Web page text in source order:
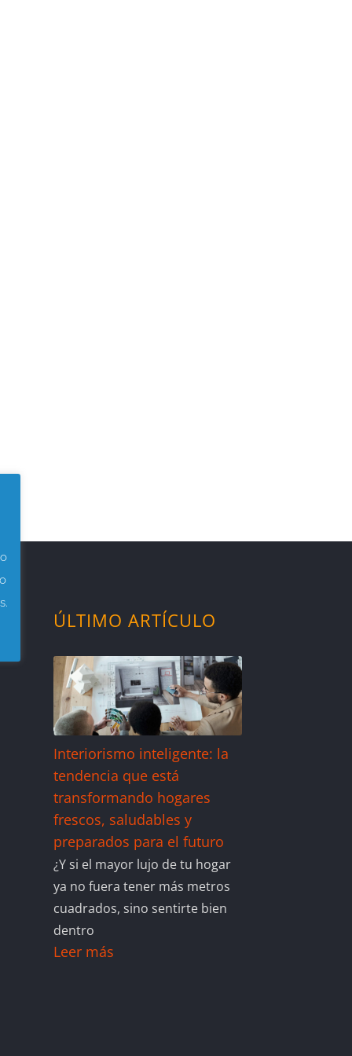
ÚLTIMO ARTÍCULO
Interiorismo inteligente: la
tendencia que está
transformando hogares
frescos, saludables y
preparados para el futuro
¿Y si el mayor lujo de tu hogar
ya no fuera tener más metros
cuadrados, sino sentirte bien
dentro
Leer más